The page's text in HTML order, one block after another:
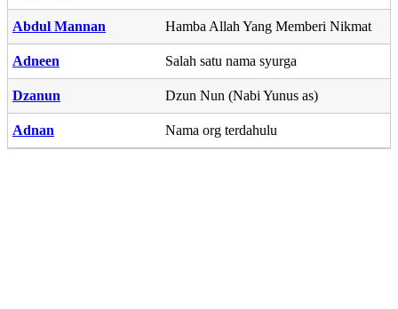
Abdul Mannan Hamba Allah Yang Memberi Nikmat
Adneen Salah satu nama syurga
Dzanun Dzun Nun (Nabi Yunus as)
Adnan Nama org terdahulu